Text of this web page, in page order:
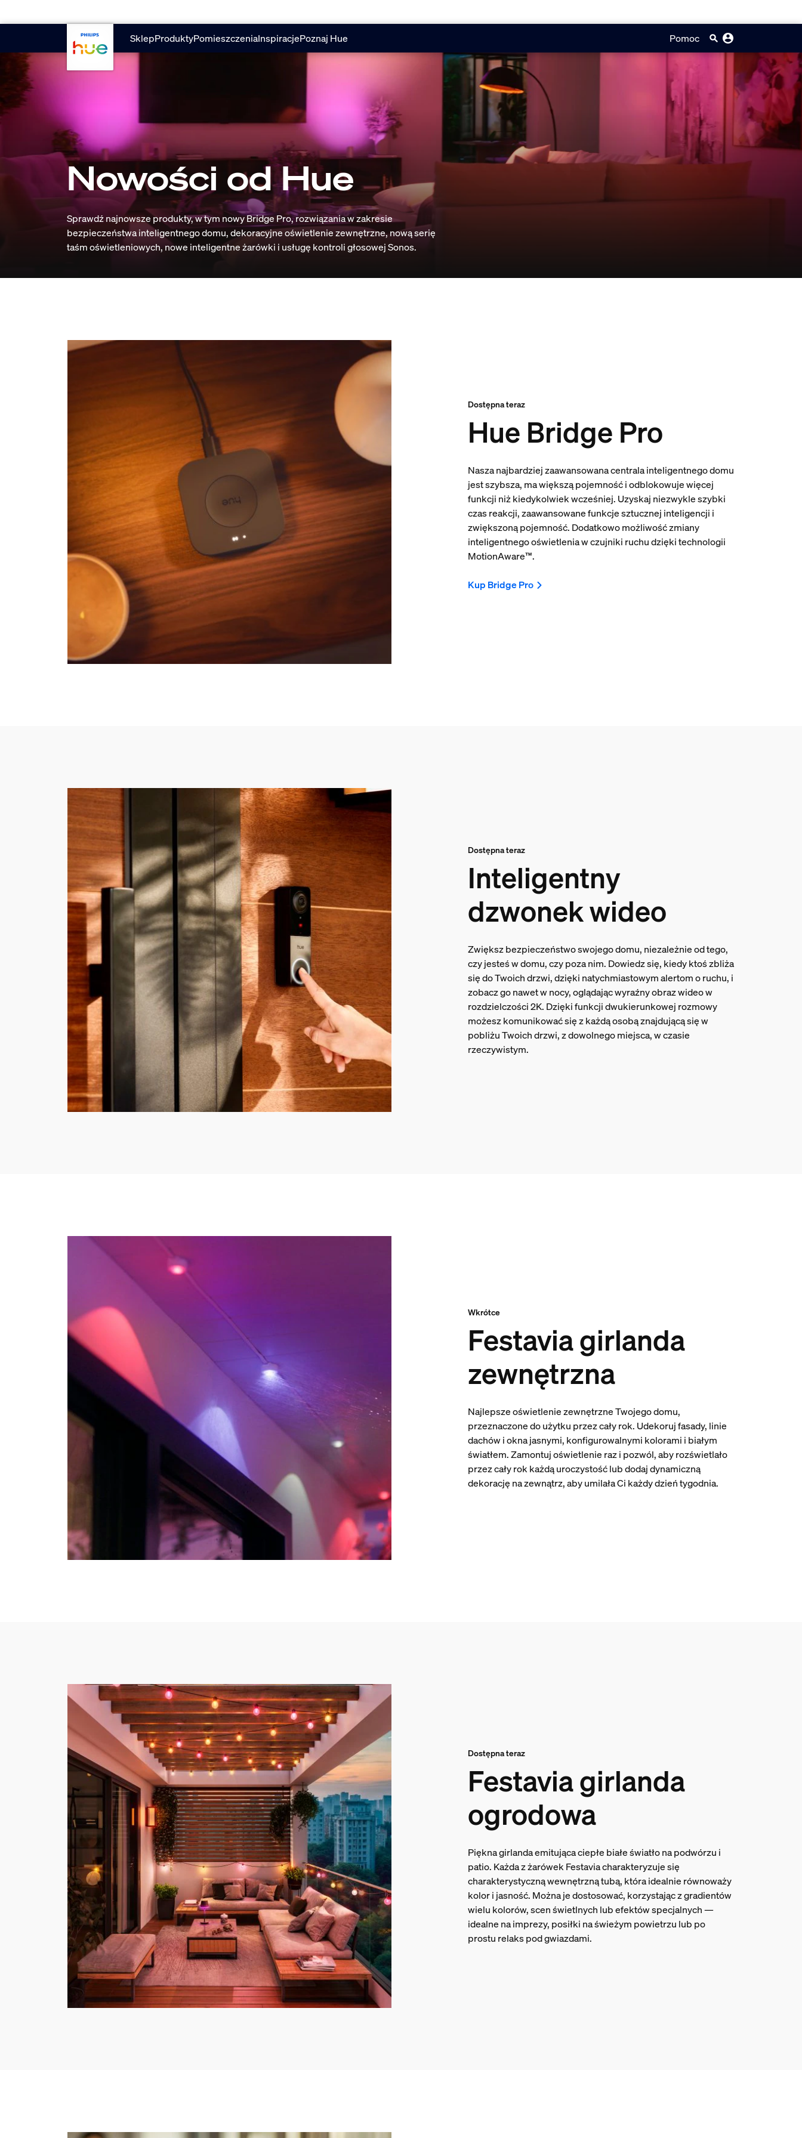
SklepProduktyPomieszczeniaInspiracjePoznaj Hue Pomoc
Nowości od Hue
Sprawdź najnowsze produkty, w tym nowy Bridge Pro, rozwiązania w zakresie
bezpieczeństwa inteligentnego domu, dekoracyjne oświetlenie zewnętrzne, nową serię
taśm oświetleniowych, nowe inteligentne żarówki i usługę kontroli głosowej Sonos.
Dostępna teraz
Hue Bridge Pro
Nasza najbardziej zaawansowana centrala inteligentnego domu
jest szybsza, ma większą pojemność i odblokowuje więcej
funkcji niż kiedykolwiek wcześniej. Uzyskaj niezwykle szybki
czas reakcji, zaawansowane funkcje sztucznej inteligencji i
zwiększoną pojemność. Dodatkowo możliwość zmiany
inteligentnego oświetlenia w czujniki ruchu dzięki technologii
MotionAware™.
Kup Bridge Pro
Dostępna teraz
Inteligentny
dzwonek wideo
Zwiększ bezpieczeństwo swojego domu, niezależnie od tego,
czy jesteś w domu, czy poza nim. Dowiedz się, kiedy ktoś zbliża
się do Twoich drzwi, dzięki natychmiastowym alertom o ruchu, i
zobacz go nawet w nocy, oglądając wyraźny obraz wideo w
rozdzielczości 2K. Dzięki funkcji dwukierunkowej rozmowy
możesz komunikować się z każdą osobą znajdującą się w
pobliżu Twoich drzwi, z dowolnego miejsca, w czasie
rzeczywistym.
Wkrótce
Festavia girlanda
zewnętrzna
Najlepsze oświetlenie zewnętrzne Twojego domu,
przeznaczone do użytku przez cały rok. Udekoruj fasady, linie
dachów i okna jasnymi, konfigurowalnymi kolorami i białym
światłem. Zamontuj oświetlenie raz i pozwól, aby rozświetlało
przez cały rok każdą uroczystość lub dodaj dynamiczną
dekorację na zewnątrz, aby umilała Ci każdy dzień tygodnia.
Dostępna teraz
Festavia girlanda
ogrodowa
Piękna girlanda emitująca ciepłe białe światło na podwórzu i
patio. Każda z żarówek Festavia charakteryzuje się
charakterystyczną wewnętrzną tubą, która idealnie równoważy
kolor i jasność. Można je dostosować, korzystając z gradientów
wielu kolorów, scen świetlnych lub efektów specjalnych —
idealne na imprezy, posiłki na świeżym powietrzu lub po
prostu relaks pod gwiazdami.